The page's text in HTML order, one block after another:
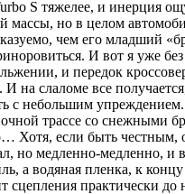
S тяжелее, и инерция
массы, но в целом
чем его младший
И вот я уже
и передок
И на слаломе все
с небольшим
трассе со снежными
Хотя, если быть честным,
но медленно-медленно, и
а водяная пленка, к
сцепления практически до